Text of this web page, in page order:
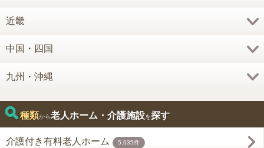
近畿
中国・四国
九州・沖縄
種類から老人ホーム・介護施設を探す
介護付き有料老人ホーム 5,635件